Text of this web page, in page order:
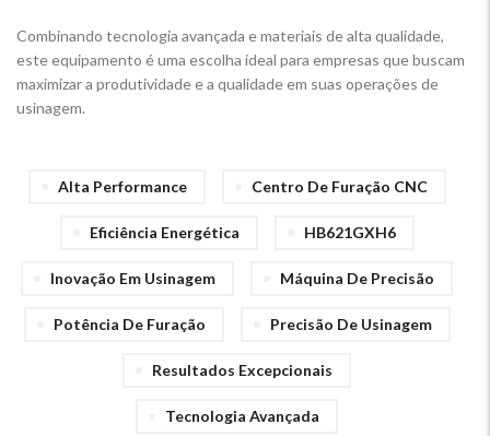
Combinando tecnologia avançada e materiais de alta qualidade,
este equipamento é uma escolha ideal para empresas que buscam
maximizar a produtividade e a qualidade em suas operações de
usinagem.
Alta Performance Centro De Furação CNC
Eficiência Energética HB621GXH6
Inovação Em Usinagem Máquina De Precisão
Potência De Furação Precisão De Usinagem
Resultados Excepcionais
Tecnologia Avançada